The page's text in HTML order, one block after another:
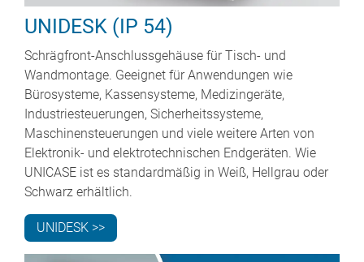
UNIDESK (IP 54)
Schrägfront-Anschlussgehäuse für Tisch- und
Wandmontage. Geeignet für Anwendungen wie
Bürosysteme, Kassensysteme, Medizingeräte,
Industriesteuerungen, Sicherheitssysteme,
Maschinensteuerungen und viele weitere Arten von
Elektronik- und elektrotechnischen Endgeräten. Wie
UNICASE ist es standardmäßig in Weiß, Hellgrau oder
Schwarz erhältlich.
UNIDESK >>